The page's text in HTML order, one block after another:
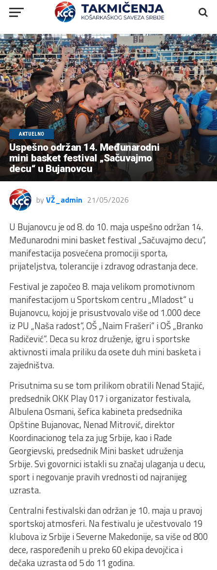
AKTUELNO
Uspešno održan 14. Međunarodni
mini basket festival „Sačuvajmo
decu“ u Bujanovcu
by VŽ_admin 21/05/2026
U Bujanovcu je od 8. do 10. maja uspešno održan 14.
Međunarodni mini basket festival „Sačuvajmo decu“,
manifestacija posvećena promociji sporta,
prijateljstva, tolerancije i zdravog odrastanja dece.
Festival je započeo 8. maja velikom promotivnom
manifestacijom u Sportskom centru „Mladost“ u
Bujanovcu, kojoj je prisustvovalo više od 1.000 dece
iz PU „Naša radost“, OŠ „Naim Frašeri“ i OŠ „Branko
Radičević“. Deca su kroz druženje, igru i sportske
aktivnosti imala priliku da osete duh mini basketa i
zajedništva.
Prisutnima su se tom prilikom obratili Nenad Stajić,
predsednik OKK Play 017 i organizator festivala,
Albulena Osmani, šefica kabineta predsednika
Opštine Bujanovac, Nenad Mitrović, direktor
Koordinacionog tela za jug Srbije, kao i Rade
Georgievski, predsednik Mini basket udruženja
Srbije. Svi govornici istakli su značaj ulaganja u decu,
sport i negovanje pravih vrednosti od najranijeg
uzrasta.
Centralni festivalski dan održan je 10. maja u pravoj
sportskoj atmosferi. Na festivalu je učestvovalo 19
klubova iz Srbije i Severne Makedonije, sa više od 800
dece, raspoređenih u preko 60 ekipa devojčica i
dečaka uzrasta od 5 do 11 godina.